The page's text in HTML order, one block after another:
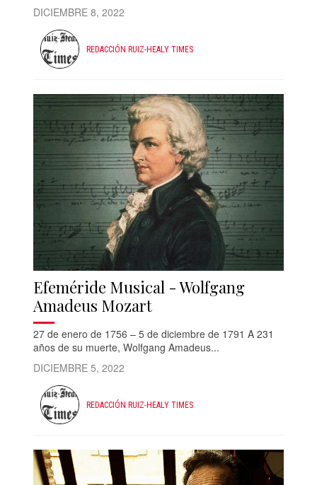
DICIEMBRE 8, 2022
REDACCIÓN RUIZ-HEALY TIMES
Efeméride Musical - Wolfgang
Amadeus Mozart
27 de enero de 1756 – 5 de diciembre de 1791 A 231
años de su muerte, Wolfgang Amadeus...
DICIEMBRE 5, 2022
REDACCIÓN RUIZ-HEALY TIMES